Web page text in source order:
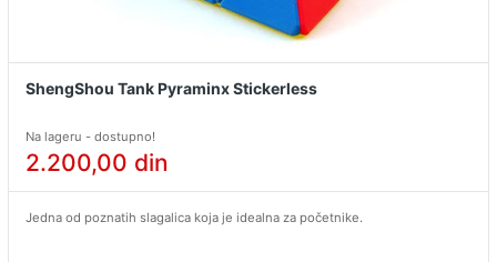
ShengShou Tank Pyraminx Stickerless
Na lageru - dostupno!
2.200,00 din
Jedna od poznatih slagalica koja je idealna za početnike.